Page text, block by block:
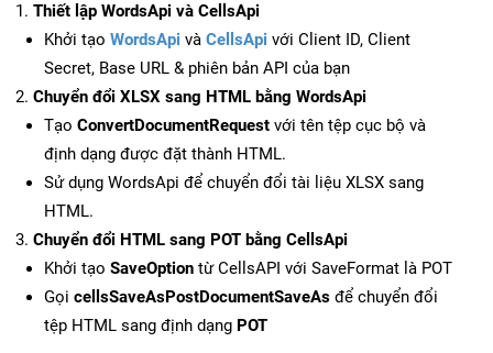
Thiết lập WordsApi và CellsApi
Khởi tạo WordsApi và CellsApi với Client ID, Client
Secret, Base URL & phiên bản API của bạn
Chuyển đổi XLSX sang HTML bằng WordsApi
Tạo ConvertDocumentRequest với tên tệp cục bộ và
định dạng được đặt thành HTML.
Sử dụng WordsApi để chuyển đổi tài liệu XLSX sang
HTML.
Chuyển đổi HTML sang POT bằng CellsApi
Khởi tạo SaveOption từ CellsAPI với SaveFormat là POT
Gọi cellsSaveAsPostDocumentSaveAs để chuyển đổi
tệp HTML sang định dạng POT